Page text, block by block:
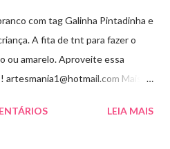
com tag Galinha Pintadinha e
A fita de tnt para fazer o
ou amarelo. Aproveite essa
Mais
LEIA MAIS